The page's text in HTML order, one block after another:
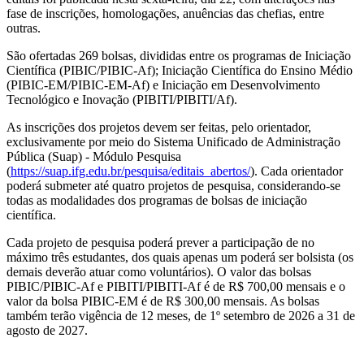
fase de inscrições, homologações, anuências das chefias, entre
outras.
São ofertadas 269 bolsas, divididas entre os programas de Iniciação
Científica (PIBIC/PIBIC-Af); Iniciação Científica do Ensino Médio
(PIBIC-EM/PIBIC-EM-Af) e Iniciação em Desenvolvimento
Tecnológico e Inovação (PIBITI/PIBITI/Af).
As inscrições dos projetos devem ser feitas, pelo orientador,
exclusivamente por meio do Sistema Unificado de Administração
Pública (Suap) - Módulo Pesquisa
(https://suap.ifg.edu.br/pesquisa/editais_abertos/). Cada orientador
poderá submeter até quatro projetos de pesquisa, considerando-se
todas as modalidades dos programas de bolsas de iniciação
científica.
Cada projeto de pesquisa poderá prever a participação de no
máximo três estudantes, dos quais apenas um poderá ser bolsista (os
demais deverão atuar como voluntários). O valor das bolsas
PIBIC/PIBIC-Af e PIBITI/PIBITI-Af é de R$ 700,00 mensais e o
valor da bolsa PIBIC-EM é de R$ 300,00 mensais. As bolsas
também terão vigência de 12 meses, de 1º setembro de 2026 a 31 de
agosto de 2027.